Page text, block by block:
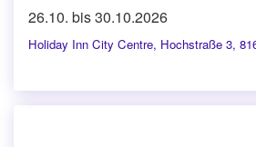
26.10. bis 30.10.2026
Holiday Inn City Centre, Hochstraße 3,